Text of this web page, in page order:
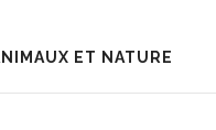
ET NATURE